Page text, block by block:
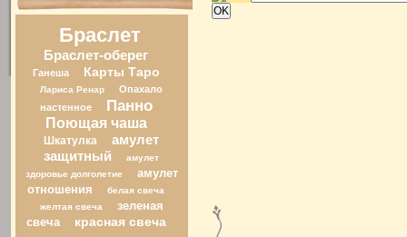
Браслет
Браслет-оберег
Ганеша Карты Таро
Лариса Ренар
Опахало
настенное
Панно
Поющая чаша
Шкатулка
амулет
защитный
амулет
здоровье долголетие
амулет
отношения
белая свеча
желтая свеча
зеленая
свеча
красная свеча